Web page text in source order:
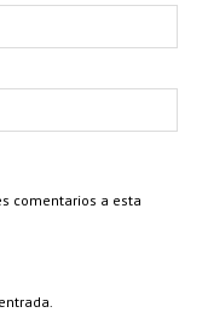
comentarios a esta